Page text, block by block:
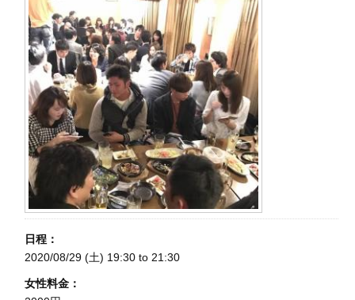
日程：
2020/08/29 (土) 19:30 to21:30
女性料金：